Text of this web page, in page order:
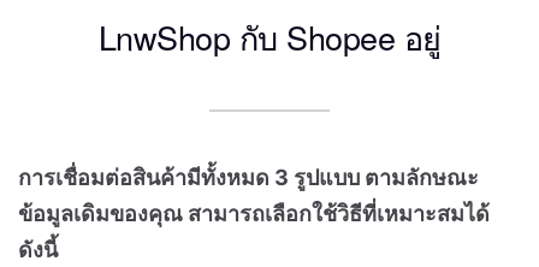
LnwShop กับ Shopee อยู่
การเชื่อมต่อสินค้ามีทั้งหมด 3 รูปแบบ ตามลักษณะ
ข้อมูลเดิมของคุณ สามารถเลือกใช้วิธีที่เหมาะสมได้
ดังนี้